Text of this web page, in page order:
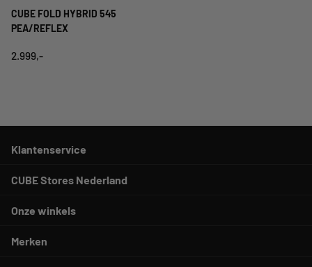
CUBE FOLD HYBRID 545
PEA/REFLEX
2.999,-
Klantenservice
CUBE Stores Nederland
Onze winkels
Merken